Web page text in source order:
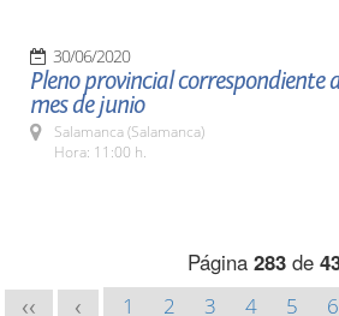
30/06/2020
Pleno provincial correspondiente
mes de junio
Salamanca (Salamanca)
Hora: 11:00 h.
Página 283de
<< < 1 2 3 4 5 6